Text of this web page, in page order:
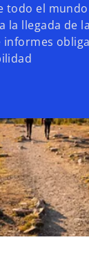
todo el
la llegada de la
informes